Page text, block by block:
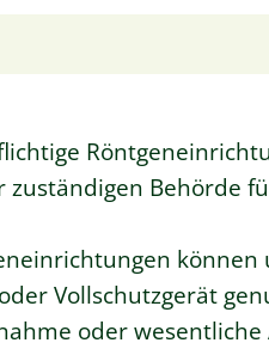
Behörde
Vollschutzgerät
oder